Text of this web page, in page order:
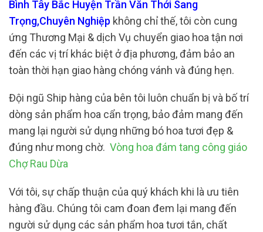
Bình Tây Bắc Huyện Trần Văn Thới Sang
Trọng,Chuyên Nghiệp không chỉ thế, tôi còn cung
ứng Thương Mại & dịch Vụ chuyển giao hoa tận nơi
đến các vị trí khác biệt ở địa phương, đảm bảo an
toàn thời hạn giao hàng chóng vánh và đúng hẹn.
Đội ngũ Ship hàng của bên tôi luôn chuẩn bị và bố trí
dòng sản phẩm hoa cẩn trọng, bảo đảm mang đến
mang lại người sử dụng những bó hoa tươi đẹp &
đúng như mong chờ. Vòng hoa đám tang công giáo
Chợ Rau Dừa
Với tôi, sự chấp thuận của quý khách khi là ưu tiên
hàng đầu. Chúng tôi cam đoan đem lại mang đến
người sử dụng các sản phẩm hoa tươi tắn, chất